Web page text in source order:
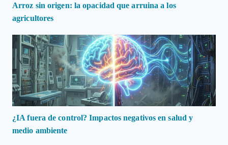
Arroz sin origen: la opacidad que arruina a los
agricultores
¿IA fuera de control? Impactos negativos en salud y
medio ambiente